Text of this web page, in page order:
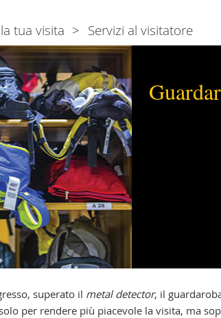
superato il metal detector, il
per rendere più piacevole la visita, ma
tua visita Servizi al visitatore